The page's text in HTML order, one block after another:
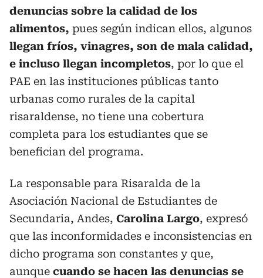
denuncias sobre la calidad de los
alimentos, pues según indican ellos, algunos
llegan fríos, vinagres, son de mala calidad,
e incluso llegan incompletos, por lo que el
PAE en las instituciones públicas tanto
urbanas como rurales de la capital
risaraldense, no tiene una cobertura
completa para los estudiantes que se
benefician del programa.
La responsable para Risaralda de la
Asociación Nacional de Estudiantes de
Secundaria, Andes, Carolina Largo, expresó
que las inconformidades e inconsistencias en
dicho programa son constantes y que,
aunque cuando se hacen las denuncias se